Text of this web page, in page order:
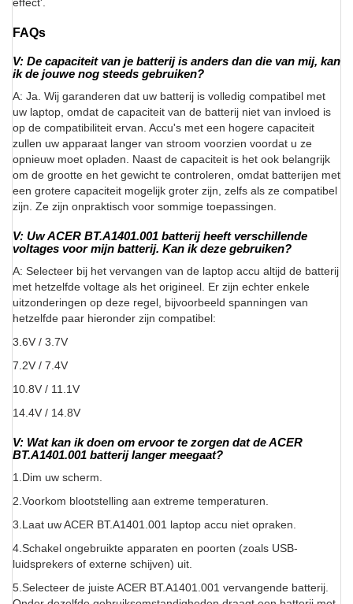
FAQs
V: De capaciteit van je batterij is anders dan die van mij, kan
ik de jouwe nog steeds gebruiken?
A: Ja. Wij garanderen dat uw batterij is volledig compatibel met
uw laptop, omdat de capaciteit van de batterij niet van invloed is
op de compatibiliteit ervan. Accu's met een hogere capaciteit
zullen uw apparaat langer van stroom voorzien voordat u ze
opnieuw moet opladen. Naast de capaciteit is het ook belangrijk
om de grootte en het gewicht te controleren, omdat batterijen met
een grotere capaciteit mogelijk groter zijn, zelfs als ze compatibel
zijn. Ze zijn onpraktisch voor sommige toepassingen.
V: Uw ACER BT.A1401.001 batterij heeft verschillende
voltages voor mijn batterij. Kan ik deze gebruiken?
A: Selecteer bij het vervangen van de laptop accu altijd de batterij
met hetzelfde voltage als het origineel. Er zijn echter enkele
uitzonderingen op deze regel, bijvoorbeeld spanningen van
hetzelfde paar hieronder zijn compatibel:
3.6V / 3.7V
7.2V / 7.4V
10.8V / 11.1V
14.4V / 14.8V
V: Wat kan ik doen om ervoor te zorgen dat de ACER
BT.A1401.001 batterij langer meegaat?
1.Dim uw scherm.
2.Voorkom blootstelling aan extreme temperaturen.
3.Laat uw ACER BT.A1401.001 laptop accu niet opraken.
4.Schakel ongebruikte apparaten en poorten (zoals USB-
luidsprekers of externe schijven) uit.
5.Selecteer de juiste ACER BT.A1401.001 vervangende batterij.